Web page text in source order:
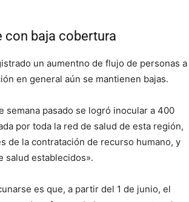
con baja cobertura
un aumentno de flujo de personas a
en general aún se mantienen bajas.
semana pasado se logró inocular a 400
por toda la red de salud de esta región,
de la contratación de recurso humano, y
salud establecidos».
es que, a partir del 1 de junio, el